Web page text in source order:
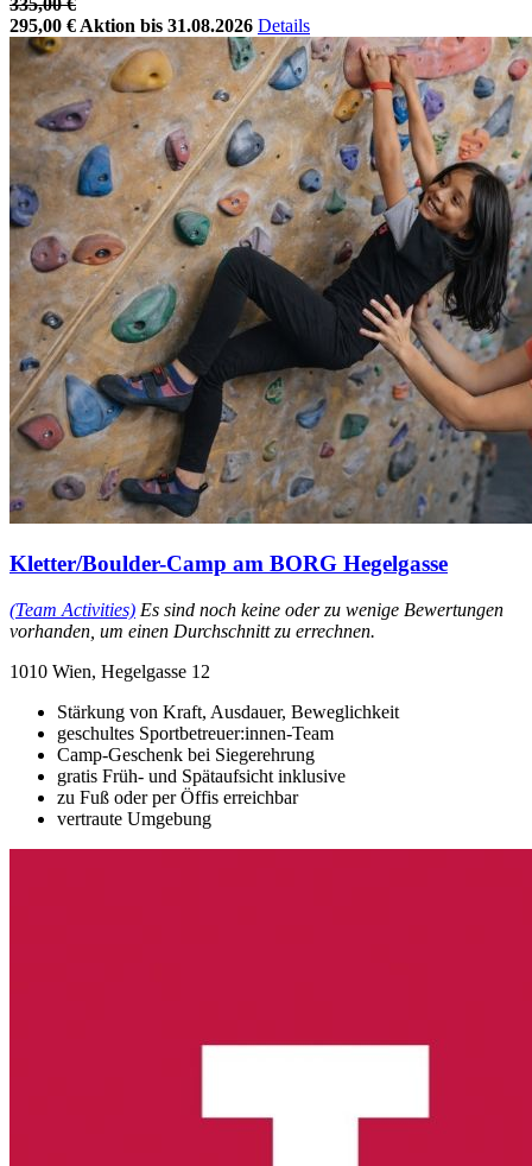
335,00 €
295,00 € Aktion bis 31.08.2026 Details
Kletter/Boulder-Camp am BORG Hegelgasse
(Team Activities) Es sind noch keine oder zu wenige Bewertungen
vorhanden, um einen Durchschnitt zu errechnen.
1010 Wien, Hegelgasse 12
Stärkung von Kraft, Ausdauer, Beweglichkeit
geschultes Sportbetreuer:innen-Team
Camp-Geschenk bei Siegerehrung
gratis Früh- und Spätaufsicht inklusive
zu Fuß oder per Öffis erreichbar
vertraute Umgebung